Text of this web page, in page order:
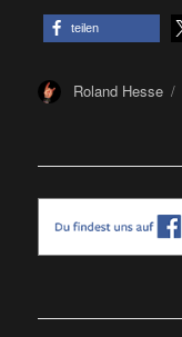
teilen
Author
Roland Hesse